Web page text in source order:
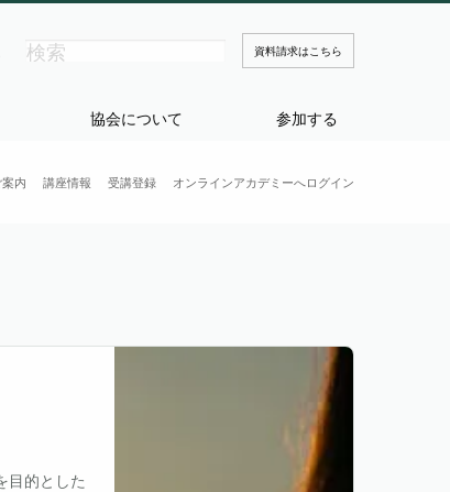
資料請求はこちら
協会について 参加する
内 講座情報 受講登録 オンラインアカデミーへログイン
目的とした